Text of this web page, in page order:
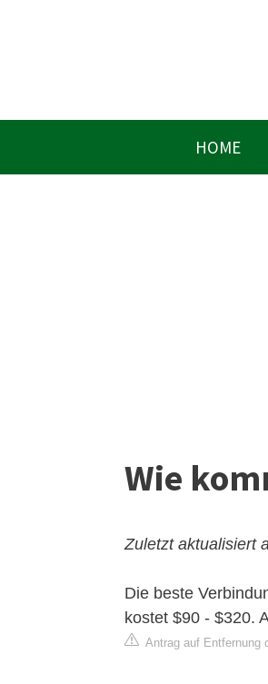
HOME
Wie
Zuletzt aktualisiert
Die beste
kostet $90 - $320.
Antrag auf Entfernung